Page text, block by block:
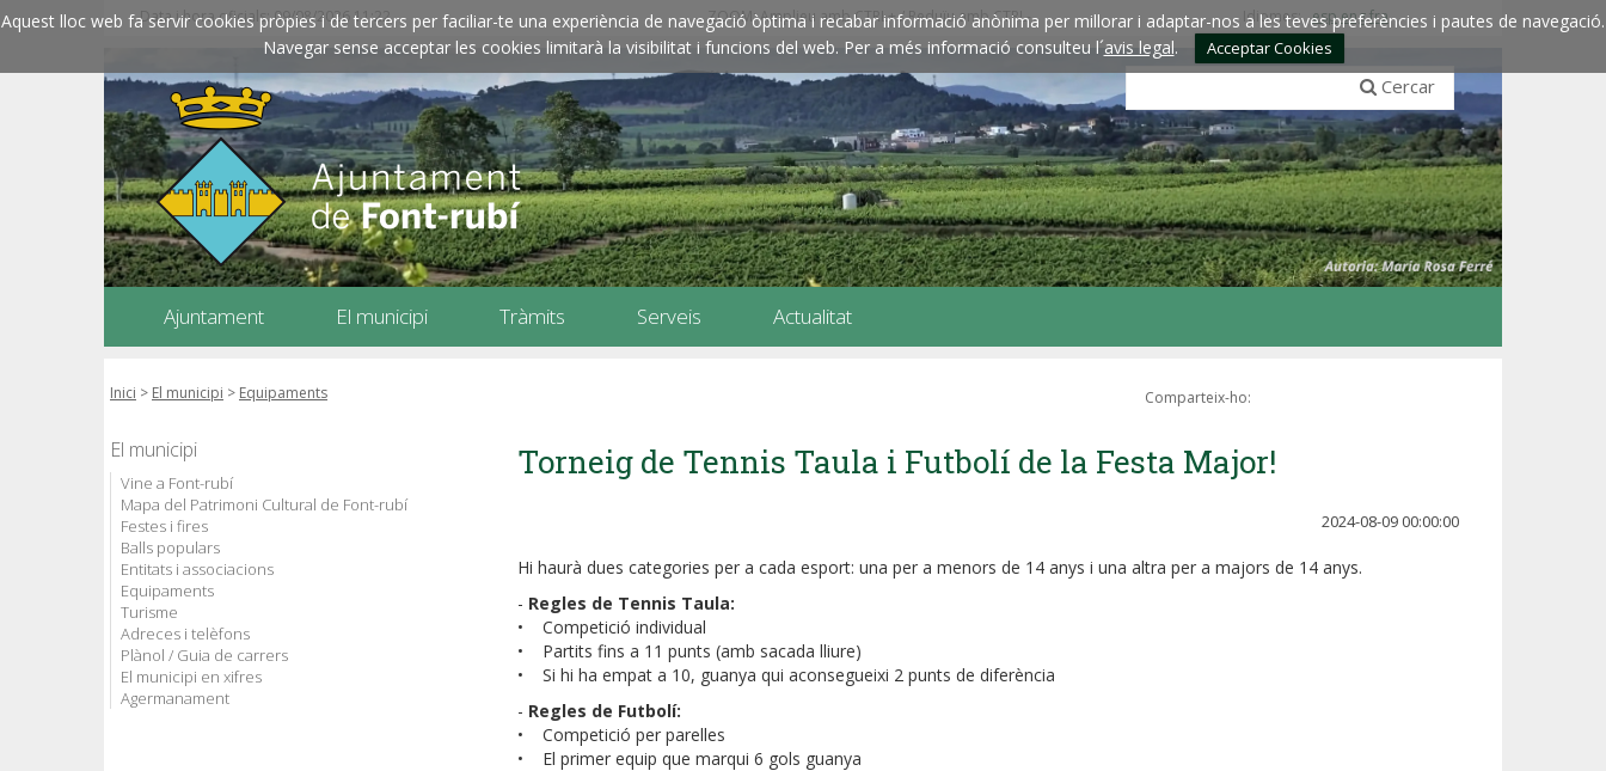
Aquest lloc web fa servir cookies pròpies i de tercers per faciliar-te una experiència de navegació òptima i recabar informació anònima per millorar i adaptar-nos a les teves preferències i pautes de navegació.
Navegar sense acceptar les cookies limitarà la visibilitat i funcions del web. Per a més informació consulteu l´avis legal. Acceptar Cookies
Data i hora oficials: 09/08/2026 11:22 ZOOM: Amplieu amb CTRL+ / Reduïu amb CTRL- Idiomes:esp engfra
Cercar
Ajuntament El municipi Tràmits Serveis Actualitat
Inici > El municipi > Equipaments Comparteix-ho:
El municipi
Vine a Font-rubí
Mapa del Patrimoni Cultural de Font-rubí
Festes i fires
Balls populars
Entitats i associacions
Equipaments
Turisme
Adreces i telèfons
Plànol / Guia de carrers
El municipi en xifres
Agermanament
Torneig de Tennis Taula i Futbolí de la Festa Major!
2024-08-09 00:00:00
Hi haurà dues categories per a cada esport: una per a menors de 14 anys i una altra per a majors de 14 anys.
- Regles de Tennis Taula:
• Competició individual
• Partits fins a 11 punts (amb sacada lliure)
• Si hi ha empat a 10, guanya qui aconsegueixi 2 punts de diferència
- Regles de Futbolí:
• Competició per parelles
• El primer equip que marqui 6 gols guanya